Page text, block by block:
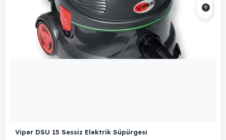
Viper DSU 15 Sessiz Elektrik Süpürgesi